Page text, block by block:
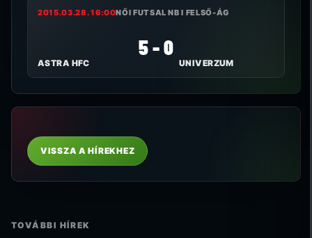
2015.03.28. 16:00NŐI FUTSAL NB I FELSŐ-ÁG
ASTRA HFC
5 - 0
UNIVERZUM
VISSZA A HÍREKHEZ
TOVÁBBI HÍREK